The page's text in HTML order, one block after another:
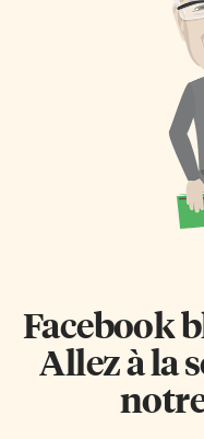
Facebook
Allez à la